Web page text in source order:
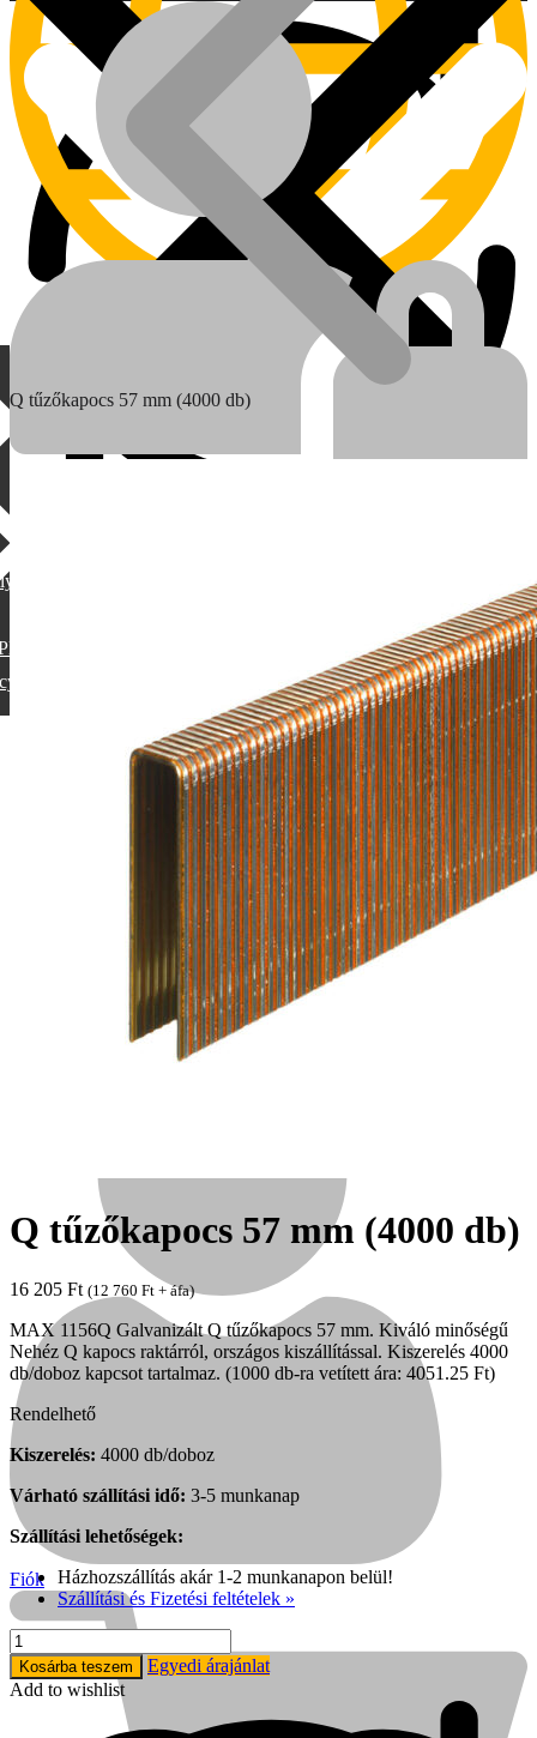
Márkák
Kihlberg
switcher
Fiók
Q tűzőkapocs 57 mm (4000 db)
Q tűzőkapocs 57 mm (4000 db)
16 205 Ft (12 760 Ft + áfa)
MAX 1156Q Galvanizált Q tűzőkapocs 57 mm. Kiváló minőségű
Nehéz Q kapocs raktárról, országos kiszállítással. Kiszerelés 4000
db/doboz kapcsot tartalmaz. (1000 db-ra vetített ára: 4051.25 Ft)
Rendelhető
Kiszerelés: 4000 db/doboz
Várható szállítási idő: 3-5 munkanap
Szállítási lehetőségek:
Házhozszállítás akár 1-2 munkanapon belül!
Szállítási és Fizetési feltételek »
Q
tűzőkapocs
57
mm
Kosárba teszem
Egyedi árajánlat
Add to wishlist